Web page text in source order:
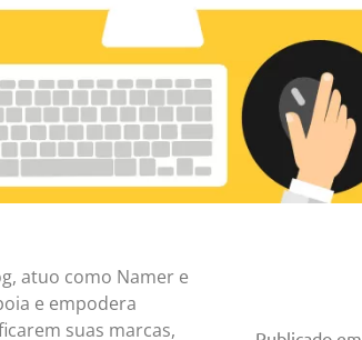
atuo como Namer e
e empodera
suas marcas,